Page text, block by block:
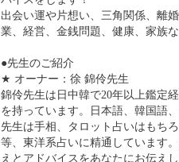
手相、タロット、四柱推命な
非、お気軽にご相談ください！
ており、時間と料金も安心できる
オープンして８年経ち、厳選され
プロの占い師・徐錦伶（JoKinyei/
が在籍しており、基本2人の先生が
用いて相談者の相談内容に合わせ
バイスをします！